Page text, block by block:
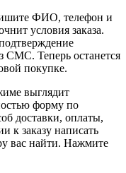
ФИО, телефон и
условия заказа.
СМС. Теперь останется
покупке.
выглядит
форму по
доставки, оплаты,
к заказу написать
вас найти. Нажмите